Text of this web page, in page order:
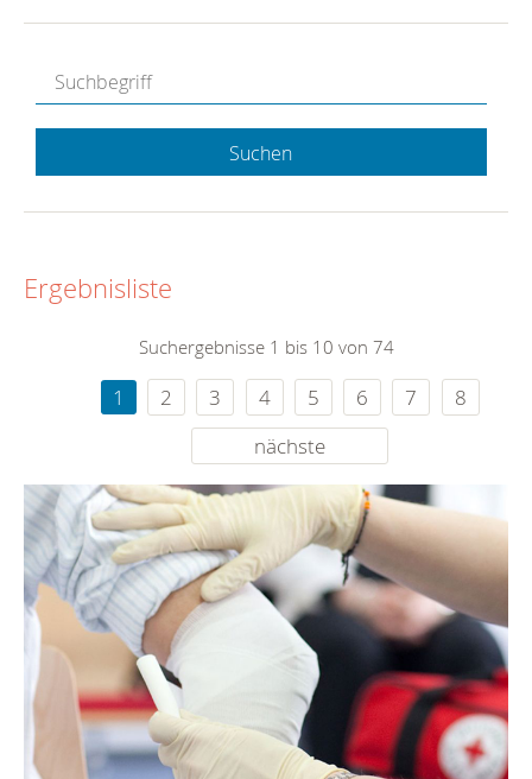
Suchen
Ergebnisliste
Suchergebnisse 1 bis 10 von 74
1 2 3 4 5 6 7
8
nächste